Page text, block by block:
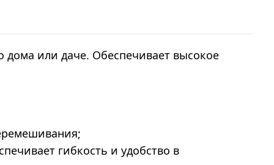
дома или даче. Обеспечивает высокое
гибкость и удобство в